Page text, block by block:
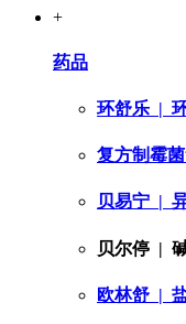
+
药品
环舒乐 |
复方制霉
贝易宁 |
贝尔停 |
欧林舒 |